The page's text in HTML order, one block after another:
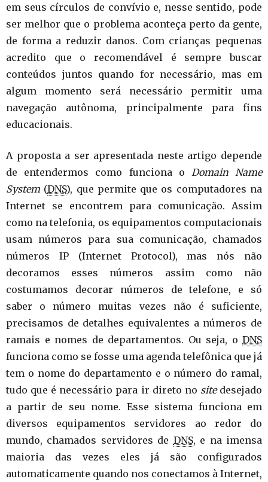
em seus círculos de convívio e, nesse sentido, pode
ser melhor que o problema aconteça perto da gente,
de forma a reduzir danos. Com crianças pequenas
acredito que o recomendável é sempre buscar
conteúdos juntos quando for necessário, mas em
algum momento será necessário permitir uma
navegação autônoma, principalmente para fins
educacionais.
A proposta a ser apresentada neste artigo depende
de entendermos como funciona o
Domain
Name
System (DNS), que permite que os computadores na
Internet se encontrem para comunicação. Assim
como na telefonia, os equipamentos computacionais
usam números para sua comunicação, chamados
números IP (Internet Protocol), mas nós não
decoramos esses números assim como não
costumamos decorar números de telefone, e só
saber o número muitas vezes não é suficiente,
precisamos de detalhes equivalentes a números de
ramais e nomes de departamentos. Ou seja, o DNS
funciona como se fosse uma agenda telefônica que já
tem o nome do departamento e o número do ramal,
tudo que é necessário para ir direto no sitedesejado
a partir de seu nome. Esse sistema funciona em
diversos equipamentos servidores ao redor do
mundo, chamados servidores de DNS, e na imensa
maioria das vezes eles já são configurados
automaticamente quando nos conectamos à Internet,